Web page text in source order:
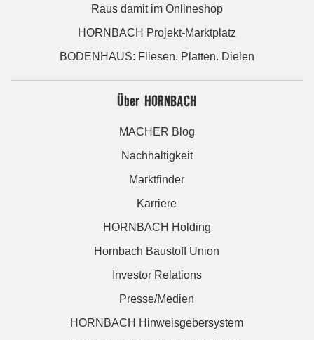
Raus damit im Onlineshop
HORNBACH Projekt-Marktplatz
BODENHAUS: Fliesen. Platten. Dielen
Über HORNBACH
MACHER Blog
Nachhaltigkeit
Marktfinder
Karriere
HORNBACH Holding
Hornbach Baustoff Union
Investor Relations
Presse/Medien
HORNBACH Hinweisgebersystem